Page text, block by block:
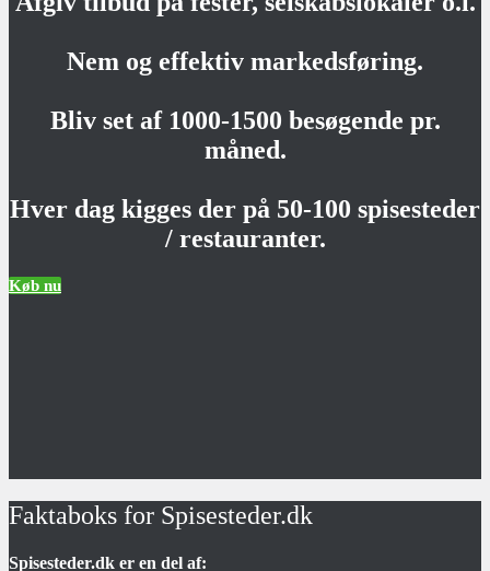
Nem og effektiv markedsføring.
Bliv set af 1000-1500 besøgende pr.
måned.
Hver dag kigges der på 50-100 spisesteder
/ restauranter.
Køb nu
Faktaboks for Spisesteder.dk
Spisesteder.dk er en del af: